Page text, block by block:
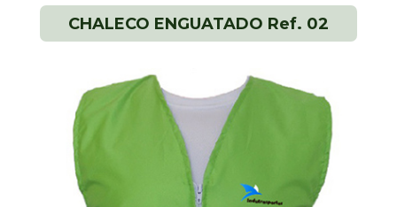
CHALECO ENGUATADO Ref. 02